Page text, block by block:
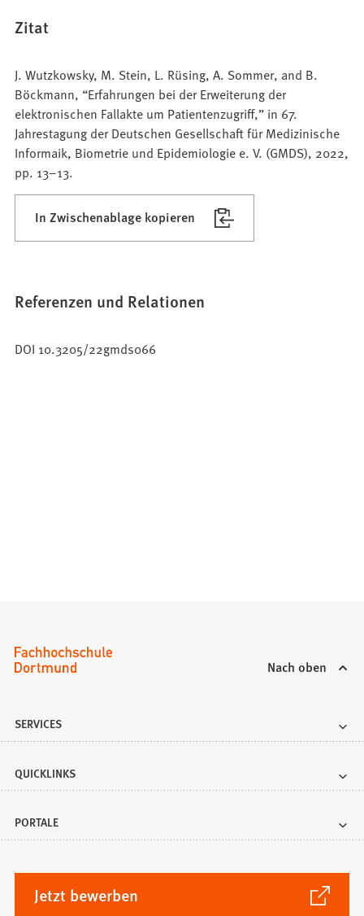
Zitat
J. Wutzkowsky, M. Stein, L. Rüsing, A. Sommer, and B.
Böckmann, “Erfahrungen bei der Erweiterung der
elektronischen Fallakte um Patientenzugriff,” in 67.
Jahrestagung der Deutschen Gesellschaft für Medizinische
Informaik, Biometrie und Epidemiologie e. V. (GMDS), 2022,
pp. 13–13.
In Zwischenablage kopieren
Referenzen und Relationen
DOI 10.3205/22gmds066
Nach oben
SERVICES
QUICKLINKS
PORTALE
Jetzt bewerben
(Öffnet